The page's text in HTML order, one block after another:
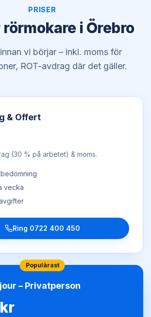
PRISER
rörmokare i Örebro
vi börjar – inkl. moms för
ROT-avdrag där det gäller.
& Offert
(30 % på arbetet) & moms.
vecka
Ring 0722 400 450
Populärast
– Privatperson